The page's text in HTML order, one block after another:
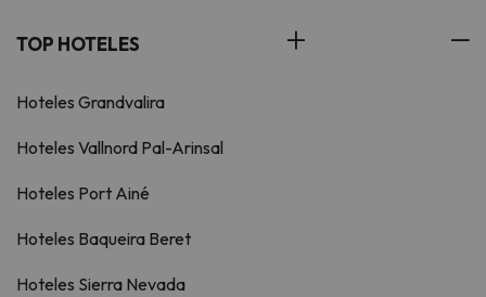
TOP HOTELES
Hoteles Grandvalira
Hoteles Vallnord Pal-Arinsal
Hoteles Port Ainé
Hoteles Baqueira Beret
Hoteles Sierra Nevada